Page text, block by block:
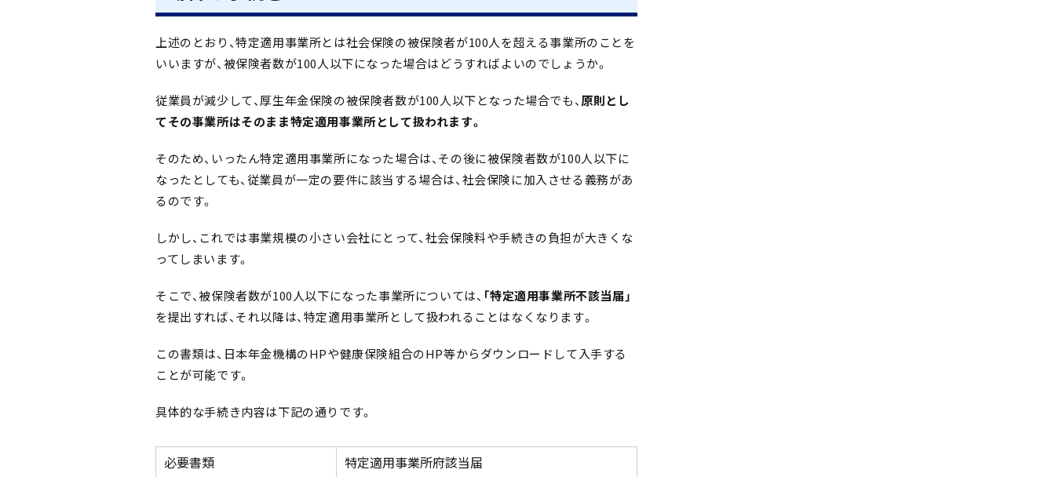
上述のとおり、特定適用事業所とは社会保険の被保険者が100人を超える事業所のことを
いいますが、被保険者数が100人以下になった場合はどうすればよいのでしょうか。
従業員が減少して、厚生年金保険の被保険者数が100人以下となった場合でも、原則とし
てその事業所はそのまま特定適用事業所として扱われます。
そのため、いったん特定適用事業所になった場合は、その後に被保険者数が100人以下に
なったとしても、従業員が一定の要件に該当する場合は、社会保険に加入させる義務があ
るのです。
しかし、これでは事業規模の小さい会社にとって、社会保険料や手続きの負担が大きくな
ってしまいます。
そこで、被保険者数が100人以下になった事業所については、 「特定適用事業所不該当届」
を提出すれば、それ以降は、特定適用事業所として扱われることはなくなります。
この書類は、日本年金機構のHPや健康保険組合のHP等からダウンロードして入手する
ことが可能です。
具体的な手続き内容は下記の通りです。
必要書類 特定適用事業所府該当届